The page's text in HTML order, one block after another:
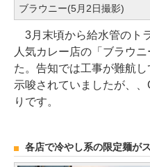
ブラウニー(5月2日撮影)
3月末頃から給水管のト
人気カレー店の「ブラウ
た。告知では工事が難航
示唆されていましたが、
りです。
各店で冷やし系の限定麺が